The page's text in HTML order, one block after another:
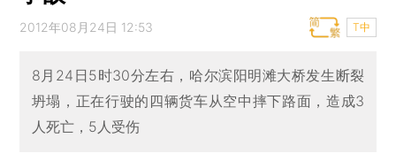
2012年08月24日 12:53 T中
8月24日5时30分左右，哈尔滨阳明滩大桥发生断裂
坍塌，正在行驶的四辆货车从空中摔下路面，造成3
人死亡，5人受伤